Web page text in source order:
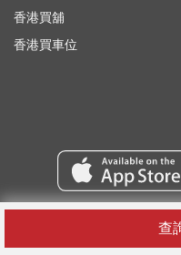
查
香港買舖
香港買車位